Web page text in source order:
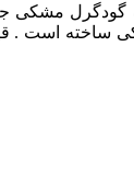
مشکی
است .